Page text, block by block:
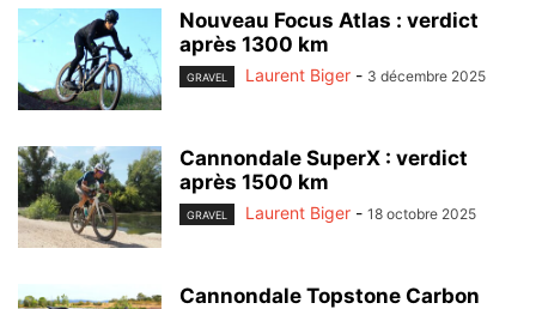
Nouveau Focus Atlas : verdict
après 1300 km
GRAVEL Laurent Biger - 3 décembre 2025
Cannondale SuperX : verdict
après 1500 km
GRAVEL Laurent Biger - 18 octobre 2025
Cannondale Topstone Carbon